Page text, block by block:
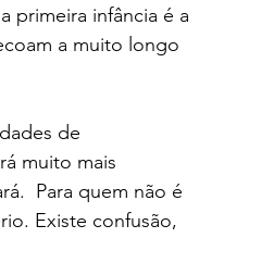
primeira infância é a
a muito longo
de
muito mais
Para quem não é
Existe confusão,